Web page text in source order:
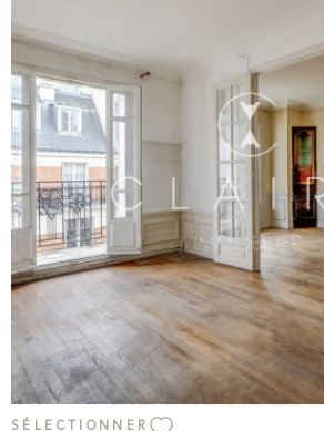
auxquels ce bien est exposé sont
VOIR LE BIEN
SÉLECTIONNER